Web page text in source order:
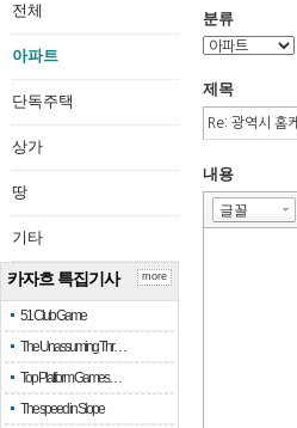
전체
아파트
단독주택
상가
땅
기타
카자흐 특집기사
51 Club Game
The Unassuming Thr…
Top Platform Games…
The speed in Slope
more
분류
제목
내용